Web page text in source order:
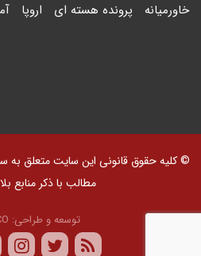
خاورمیانه پرونده هسته ای اروپا
© کلیه حقوق قانونی این سایت متعلق به
مطالب با ذکر منابع
توسعه و طراحی: